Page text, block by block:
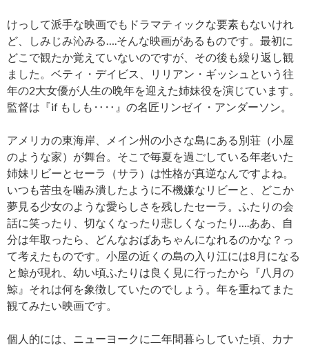
けっして派手な映画でもドラマティックな要素もないけれ
ど、しみじみ沁みる….そんな映画があるものです。最初に
どこで観たか覚えていないのですが、その後も繰り返し観
ました。ベティ・デイビス、リリアン・ギッシュという往
年の2大女優が人生の晩年を迎えた姉妹役を演じています。
監督は『if もしも‥‥』の名匠リンゼイ・アンダーソン。
アメリカの東海岸、メイン州の小さな島にある別荘（小屋
のような家）が舞台。そこで毎夏を過ごしている年老いた
姉妹リビーとセーラ（サラ）は性格が真逆なんですよね。
いつも苦虫を噛み潰したように不機嫌なリビーと、どこか
夢見る少女のような愛らしさを残したセーラ。ふたりの会
話に笑ったり、切なくなったり悲しくなったり….ああ、自
分は年取ったら、どんなおばあちゃんになれるのかな？っ
て考えたものです。小屋の近くの島の入り江には8月になる
と鯨が現れ、幼い頃ふたりは良く見に行ったから『八月の
鯨』それは何を象徴していたのでしょう。年を重ねてまた
観てみたい映画です。
個人的には、ニューヨークに二年間暮らしていた頃、カナ